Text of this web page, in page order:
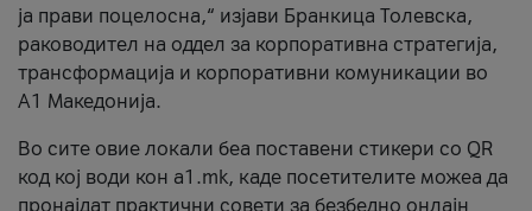
ја прави поцелосна,“ изјави Бранкица Толевска,
раководител на оддел за корпоративна стратегија,
трансформација и корпоративни комуникации во
А1 Македонија.
Во сите овие локали беа поставени стикери со QR
код кој води кон a1.mk, каде посетителите можеа да
пронајдат практични совети за безбедно онлајн